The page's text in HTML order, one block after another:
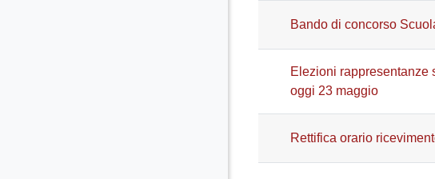
Bando di concorso
Elezioni rappresentanze
oggi 23 maggio
Rettifica orario